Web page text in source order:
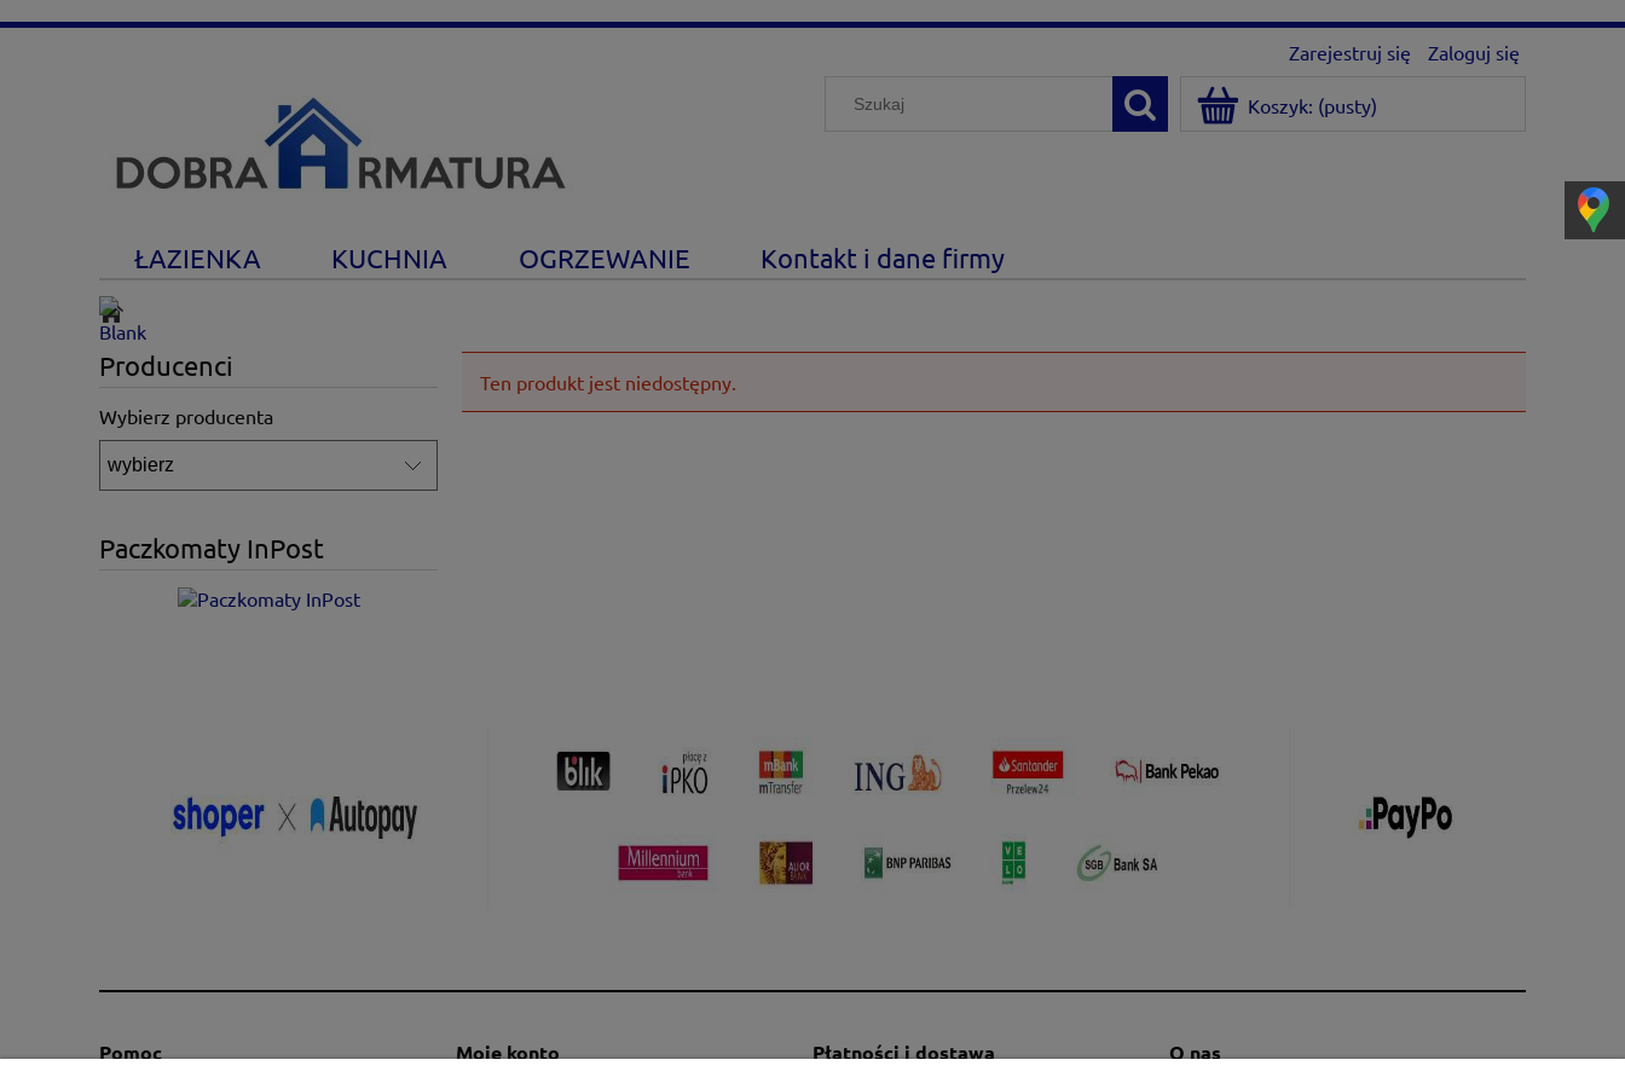
Zarejestruj się Zaloguj się
Koszyk: (pusty)
ŁAZIENKA KUCHNIA OGRZEWANIE Kontakt i dane firmy
Producenci
Wybierz producenta
Paczkomaty InPost
Ten produkt jest niedostępny.
Pomoc Moje konto Płatności i dostawa O nas